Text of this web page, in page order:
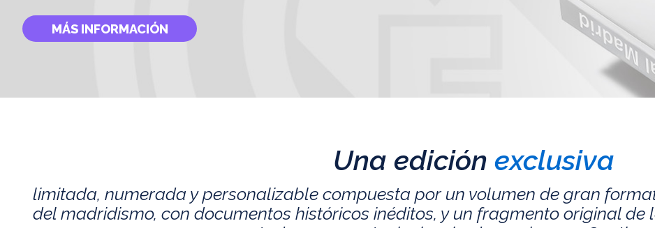
MÁS INFORMACIÓN
Una edición exclusiva
limitada, numerada y personalizable compuesta por un volumen de gran
del madridismo, con documentos históricos inéditos, y un fragmento original